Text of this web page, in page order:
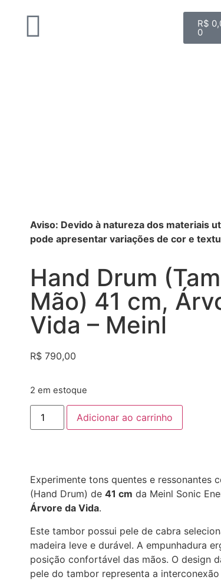
R$
0
Aviso: Devido à natureza dos materiais
pode apresentar variações de cor e
Hand Drum
Mão) 41 cm,
Vida – Meinl
R$ 790,00
2 em estoque
Adicionar ao carrinho
Experimente tons quentes e ressonantes
(Hand Drum) de 41 cm da Meinl Sonic
Árvore da Vida.
Este tambor possui pele de cabra
madeira leve e durável. A empunhadura
posição confortável das mãos. O design
pele do tambor representa a